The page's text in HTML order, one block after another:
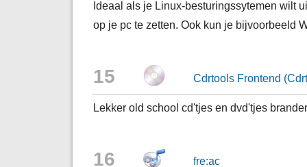
Ideaal als je Linux-besturingssytemen wilt
op je pc te zetten. Ook kun je bijvoorbeeld
15 Cdrtools Frontend
Lekker old school cd'tjes en dvd'tjes
16 fre:ac